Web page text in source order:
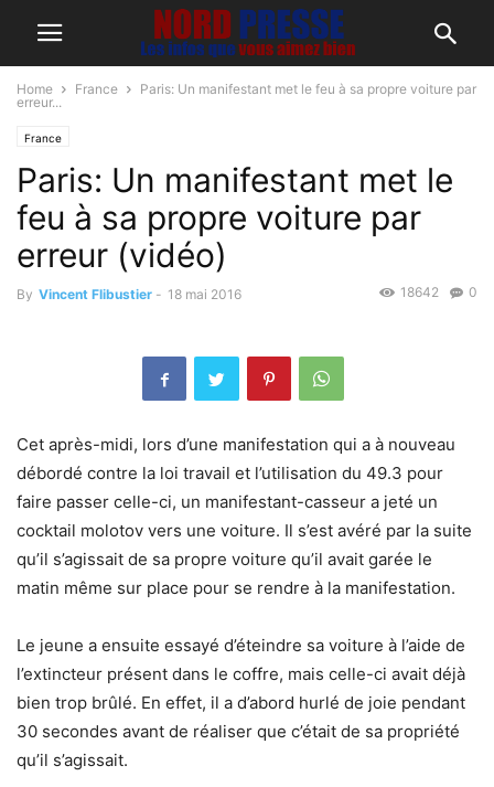
Home France
Paris: Un manifestant met le feu à sa propre voiture par
erreur...
France
Paris: Un manifestant met le
feu à sa propre voiture par
erreur (vidéo)
By Vincent Flibustier - 18 mai 2016 0
18642
Cet après-midi, lors d’une manifestation qui a à nouveau
débordé contre la loi travail et l’utilisation du 49.3 pour
faire passer celle-ci, un manifestant-casseur a jeté un
cocktail molotov vers une voiture. Il s’est avéré par la suite
qu’il s’agissait de sa propre voiture qu’il avait garée le
matin même sur place pour se rendre à la manifestation.
Le jeune a ensuite essayé d’éteindre sa voiture à l’aide de
l’extincteur présent dans le coffre, mais celle-ci avait déjà
bien trop brûlé. En effet, il a d’abord hurlé de joie pendant
30 secondes avant de réaliser que c’était de sa propriété
qu’il s’agissait.